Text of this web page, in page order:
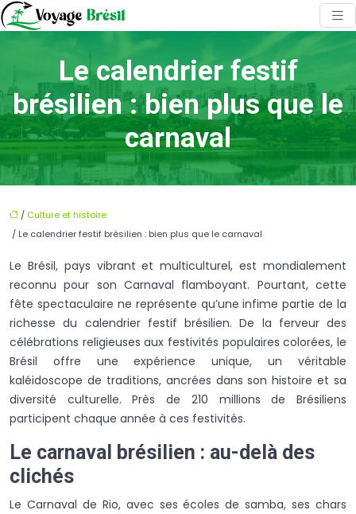
Le calendrier festif
brésilien : bien plus que le
carnaval
/ Culture et histoire
/ Le calendrier festif brésilien : bien plus que le carnaval
Le Brésil, pays vibrant et multiculturel, est mondialement
reconnu pour son Carnaval flamboyant. Pourtant, cette
fête spectaculaire ne représente qu’une infime partie de la
richesse du calendrier festif brésilien. De la ferveur des
célébrations religieuses aux festivités populaires colorées, le
Brésil offre une expérience unique, un véritable
kaléidoscope de traditions, ancrées dans son histoire et sa
diversité culturelle. Près de 210 millions de Brésiliens
participent chaque année à ces festivités.
Le carnaval brésilien : au-delà des
clichés
Le Carnaval de Rio, avec ses écoles de samba, ses chars